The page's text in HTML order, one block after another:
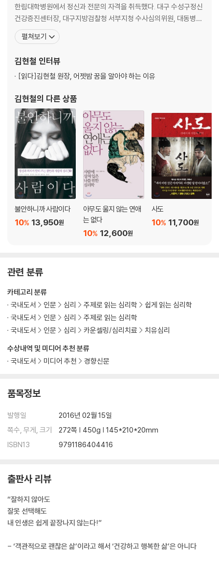
part 3. 나는 항상 전지전능해야만 한다
-성공 : 과거에 해결하지 못한 패배감의 보상
-리더십 : 완벽을 향한 지나친 정복욕
-게임: 현실에서 자기 확장을 회피하는 수단
-트위터 : 내면의 결핍을 메우는 공간
part 4. 나는 항상 완벽해야 한다
-혐오 : 상대방을 공감할 수 없게 하는
-사진 : 왜곡된 현실을 부추기는 반쪽짜리 진실
-악습 : 반복되는 정서폭력
-비난 : 진솔한 감정을 느끼지 못하게 하는
-목표 : 변하지 않는 목표는 강박적 자해
에필로그 - 불확실한 것까지 통제하려는 건 교만이다
한림대학병원에서 정신과 전문의 자격을 취득했다. 대구 수성구정신
건강증진센터장, 대구지방검찰청 서부지청 수사심의위원, 대동병원
진료과장을 지냈으며, EMDR 공인 치료사 자격을 취득했다. 현재, 대
한우울조울병학회, 대한노인정신의학회, 대한정신건강의학회, 국제
을 쓰고 있을 뿐, 성장의 메시지를 담고 있다고 믿는 저자는
펼쳐보기
김현철 인터뷰
[읽다]김현철 원장, 어젯밤 꿈을 알아야 하는 이유
김현철의 다른 상품
불안하니까 사람이다
13,950원
10%
아무도 울지 않는 연애
는 없다
12,600원
10%
사도
11,700원
10%
관련 분류
수상내역 및 미디어 추천 분류
국내도서
미디어 추천 경향신문
카테고리 분류
국내도서
인문 심리 주제로 읽는 심리학
쉽게 읽는 심리학
국내도서
인문 심리
주제로 읽는 심리학
국내도서
인문 심리 카운셀링/심리치료 치유심리
품목정보
발행일
2016년 02월 15일
쪽수, 무게, 크기
272쪽 | 450g | 145*210*20mm
ISBN13
9791186404416
출판사 리뷰
“잘하지 않아도
잘못 선택해도
내 인생은 쉽게 끝장나지 않는다!”
- ‘객관적으로 괜찮은 삶’이라고 해서 ‘건강하고 행복한 삶’은 아니다